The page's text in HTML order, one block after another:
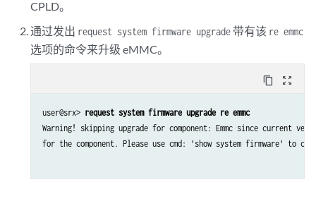
CPLD。
通过发出 request system firmware upgrade带有该 re emmc
选项的命令来升级 eMMC。
content_copy zoom_out_map
user@srx> request system firmware upgrade re emmc
Warning! skipping upgrade for component: Emmc since current
for the component. Please use cmd: 'show system firmware' to